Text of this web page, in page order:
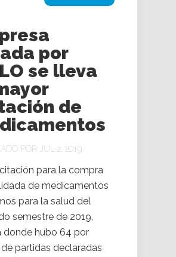
por
se lleva
de
POR JUL 2, 2019
para la compra
de medicamentos
para la salud del
semestre de 2019,
donde hubo 64 por
partidas declaradas